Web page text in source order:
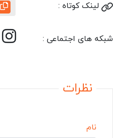
لینک کوتاه :
شبکه های اجتماعی :
نظرات
نام